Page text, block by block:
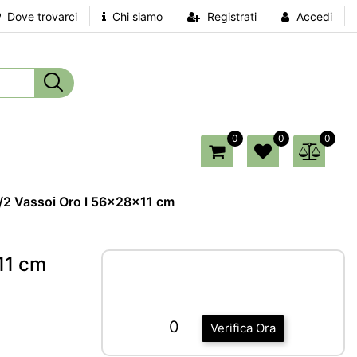
Dove trovarci Chi siamo Registrati Accedi
0 0 0
Vassoi Oro l 56x28x11 cm
cm
Verifica Ora
0